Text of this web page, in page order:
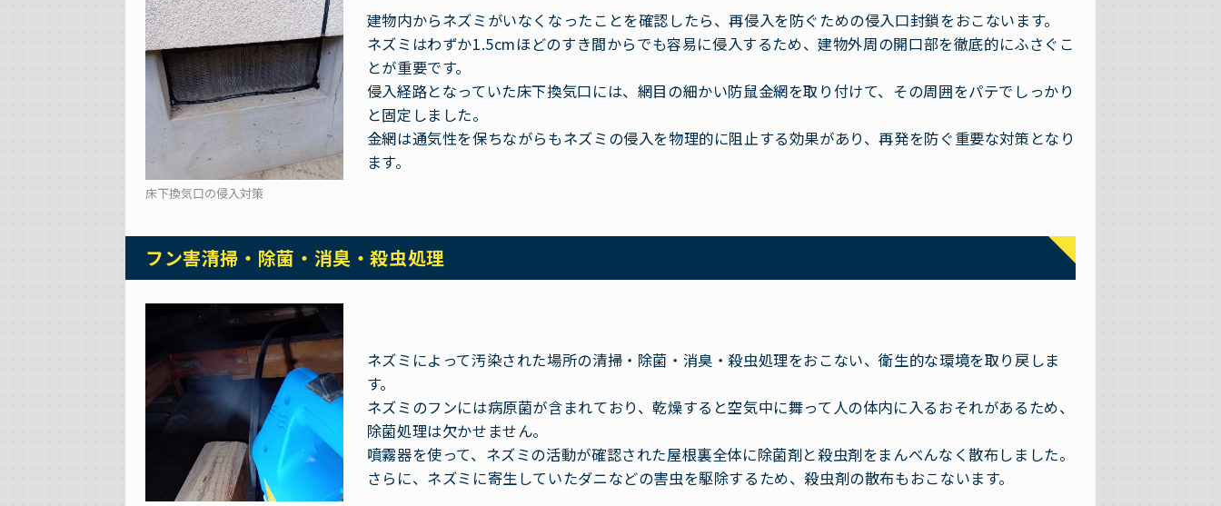
床下換気口の侵入対策
建物内からネズミがいなくなったことを確認したら、再侵入を防ぐための侵入口封鎖をおこないます。
ネズミはわずか1.5cmほどのすき間からでも容易に侵入するため、建物外周の開口部を徹底的にふさぐこ
とが重要です。
侵入経路となっていた床下換気口には、網目の細かい防鼠金網を取り付けて、その周囲をパテでしっかり
と固定しました。
金網は通気性を保ちながらもネズミの侵入を物理的に阻止する効果があり、再発を防ぐ重要な対策となり
ます。
フン害清掃・除菌・消臭・殺虫処理
ネズミによって汚染された場所の清掃・除菌・消臭・殺虫処理をおこない、衛生的な環境を取り戻しま
す。
ネズミのフンには病原菌が含まれており、乾燥すると空気中に舞って人の体内に入るおそれがあるため、
除菌処理は欠かせません。
噴霧器を使って、ネズミの活動が確認された屋根裏全体に除菌剤と殺虫剤をまんべんなく散布しました。
さらに、ネズミに寄生していたダニなどの害虫を駆除するため、殺虫剤の散布もおこないます。